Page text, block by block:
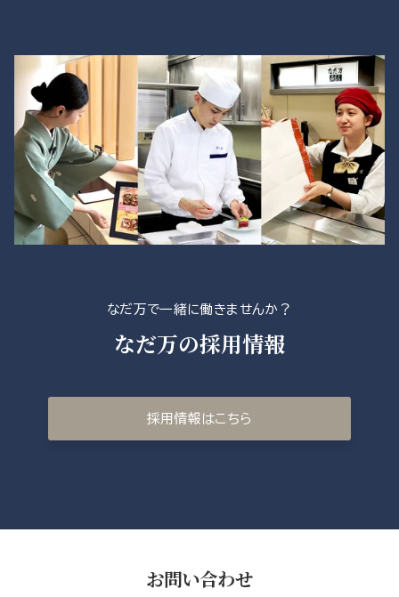
なだ万で一緒に働きませんか？
なだ万の採用情報
採用情報はこちら
お問い合わせ